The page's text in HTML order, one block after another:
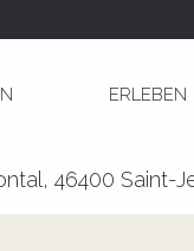
ERLEBEN
Devin du village de
village de
46400 Saint-